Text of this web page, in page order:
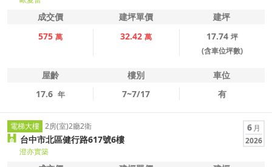
成交價 建坪單價
建坪
575 萬 32.42 萬 17.74 坪
(含車位坪數)
屋齡 樓別
車位
17.6 年 7~7/17 有
電梯大樓 2房(室)2廳2衛
台中市北區健行路617號6樓
澄亦實築
6 月
2026